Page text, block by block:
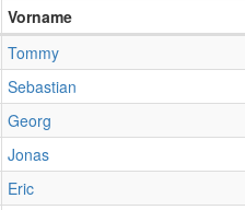
Vorname
Tommy
Sebastian
Georg
Jonas
Eric